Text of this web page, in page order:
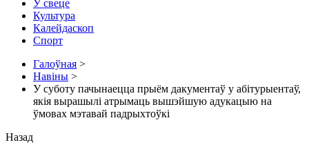
У свеце
Культура
Калейдаскоп
Спорт
Галоўная >
Навіны >
У суботу пачынаецца прыём дакументаў у абітурыентаў,
якія вырашылі атрымаць вышэйшую адукацыю на
ўмовах мэтавай падрыхтоўкі
Назад